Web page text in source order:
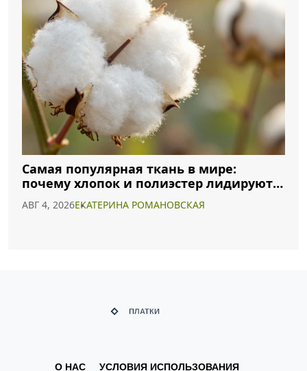
Самая популярная ткань в мире:
почему хлопок и полиэстер лидируют в
АВГ 4, 2026ЕКАТЕРИНА РОМАНОВСКАЯ
О НАС УСЛОВИЯ ИСПОЛЬЗОВАНИЯ